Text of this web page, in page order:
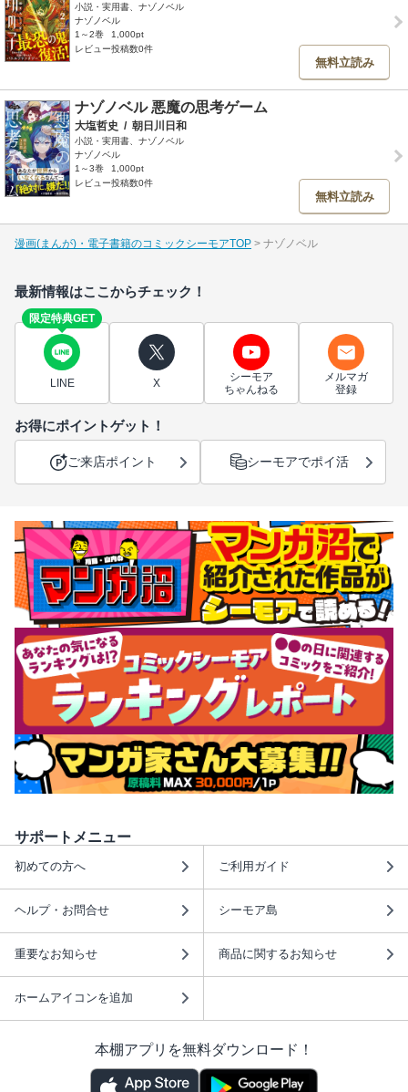
小説・実用書、ナゾノベル
ナゾノベル
1～2巻
1,000pt
レビュー投稿数0件
無料立読み
ナゾノベル 悪魔の思考ゲーム
大塩哲史 / 朝日川日和
小説・実用書、ナゾノベル
ナゾノベル
1～3巻
1,000pt
レビュー投稿数0件
無料立読み
漫画(まんが)・電子書籍のコミックシーモアTOP ナゾノベル
最新情報はここからチェック！
限定特典GET
LINE X
シーモア
ちゃんねる
メルマガ
登録
お得にポイントゲット！
ご来店ポイント シーモアでポイ活
サポートメニュー
初めての方へ ご利用ガイド
ヘルプ・お問合せ シーモア島
重要なお知らせ 商品に関するお知らせ
ホームアイコンを追加
本棚アプリを無料ダウンロード！